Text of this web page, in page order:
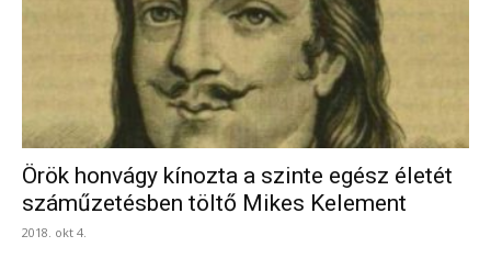
Örök honvágy kínozta a szinte egész életét
száműzetésben töltő Mikes Kelement
2018. okt 4.